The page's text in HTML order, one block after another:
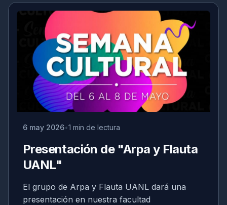
6 may 2026 1 min de lectura
Presentación de "Arpa y Flauta
UANL"
El grupo de Arpa y Flauta UANL dará una
presentación en nuestra facultad